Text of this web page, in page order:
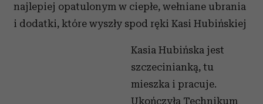
najlepiej opatulonym w ciepłe, wełniane ubrania
i dodatki, które wyszły spod ręki Kasi Hubińskiej
Kasia Hubińska jest
szczecinianką, tu
mieszka i pracuje.
Ukończyła Technikum